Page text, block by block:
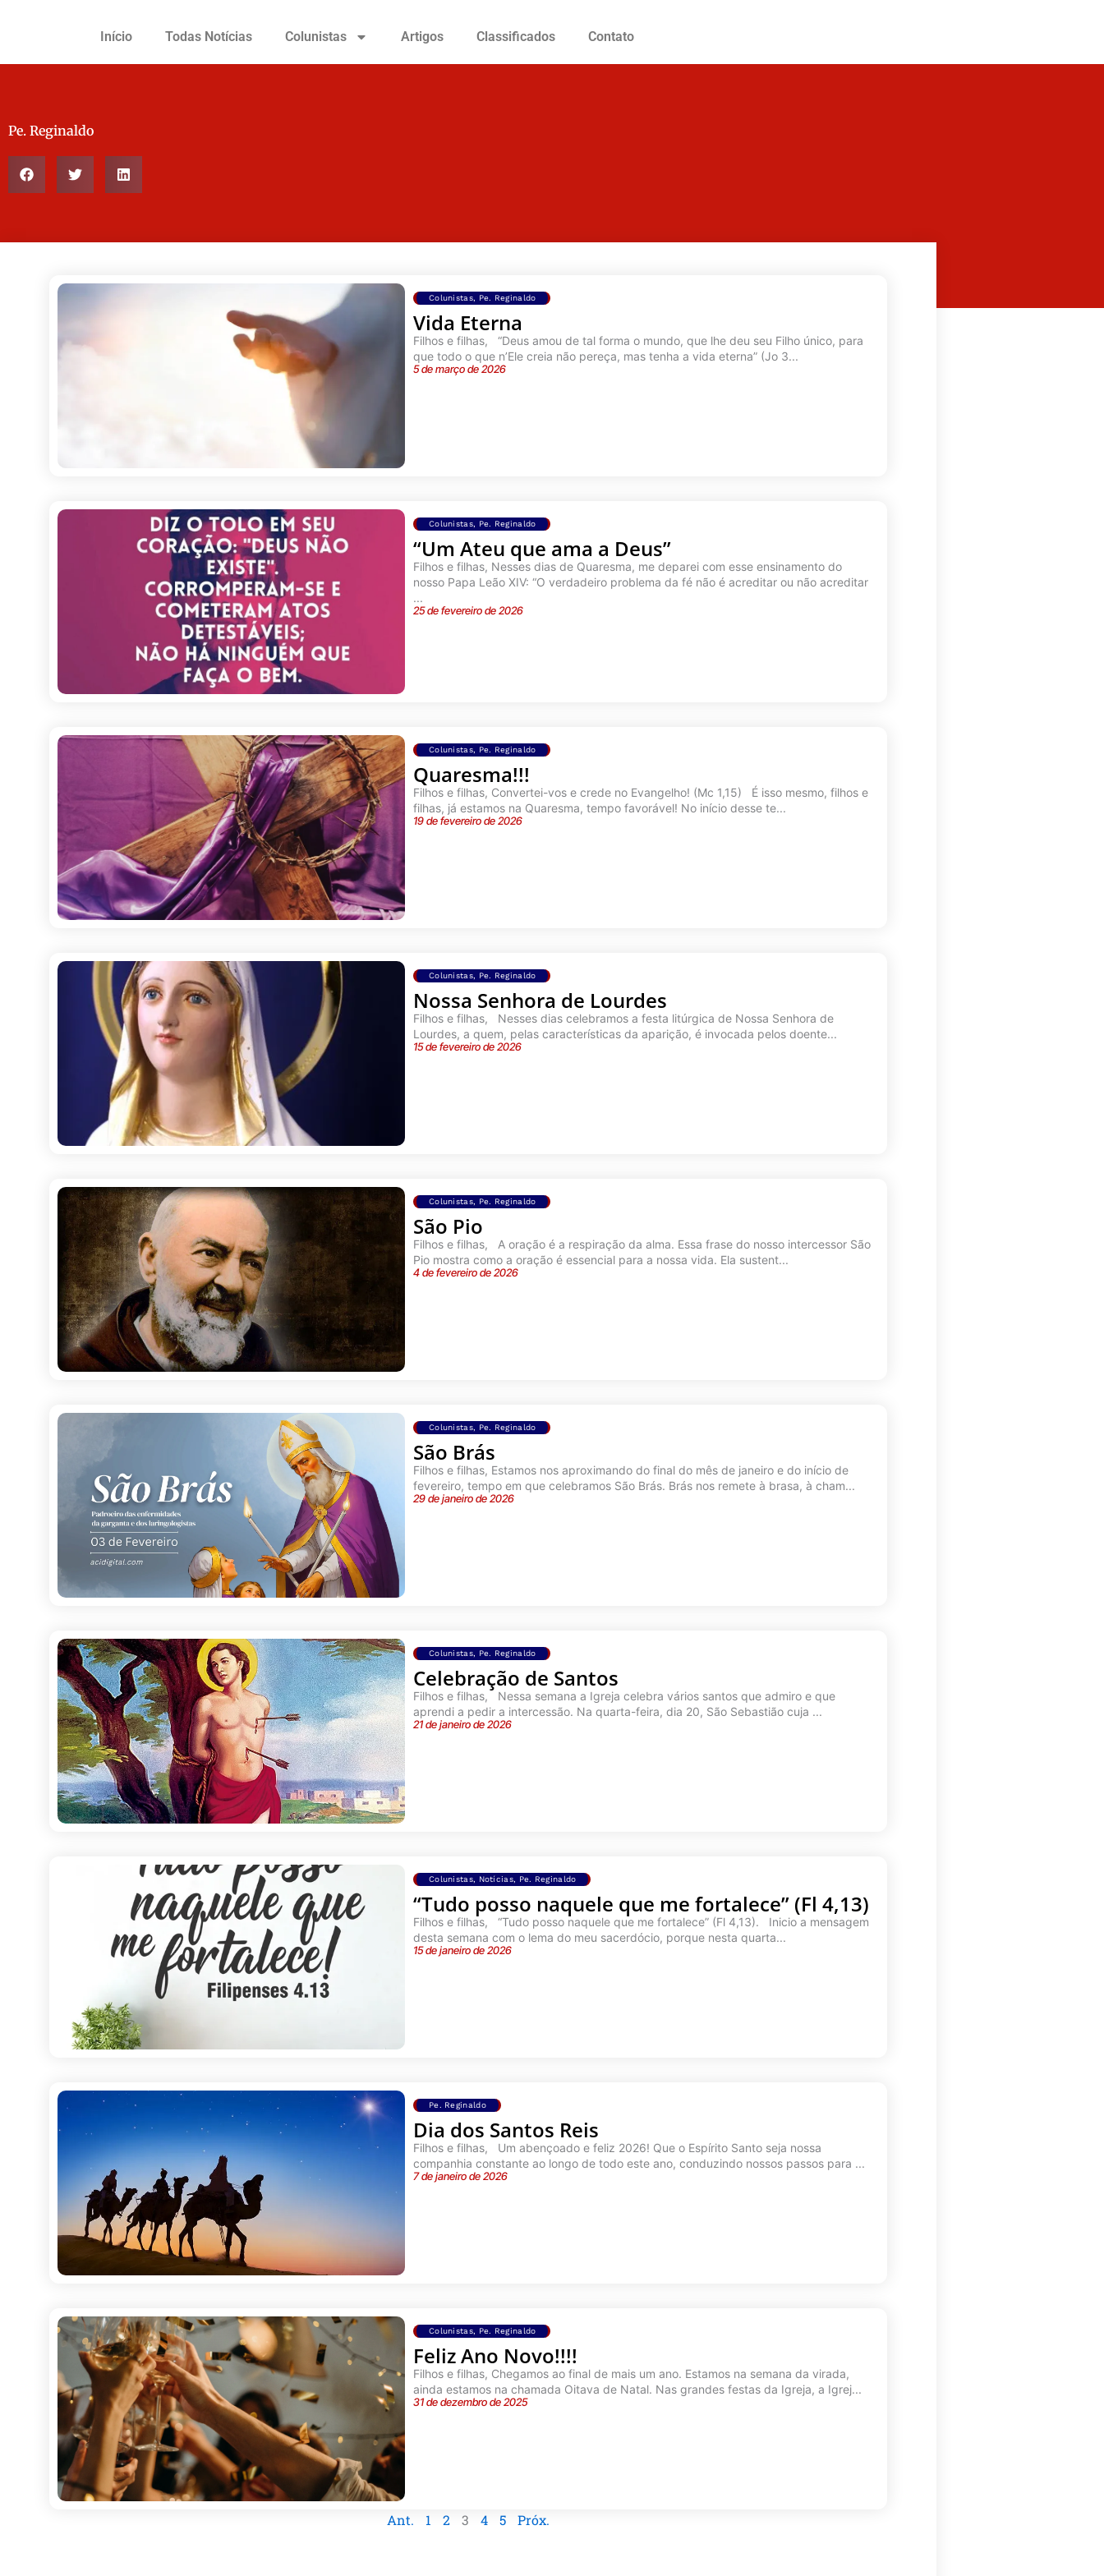
Início Todas Notícias Colunistas Artigos Classificados Contato
Pe. Reginaldo
Colunistas, Pe. Reginaldo
Vida Eterna
Filhos e filhas, “Deus amou de tal forma o mundo, que lhe deu seu Filho único, para
que todo o que n’Ele creia não pereça, mas tenha a vida eterna” (Jo 3...
5 de março de 2026
Colunistas, Pe. Reginaldo
“Um Ateu que ama a Deus”
Filhos e filhas, Nesses dias de Quaresma, me deparei com esse ensinamento do
nosso Papa Leão XIV: “O verdadeiro problema da fé não é acreditar ou não acreditar
...
25 de fevereiro de 2026
Colunistas, Pe. Reginaldo
Quaresma!!!
Filhos e filhas, Convertei-vos e crede no Evangelho! (Mc 1,15) É isso mesmo, filhos e
filhas, já estamos na Quaresma, tempo favorável! No início desse te...
19 de fevereiro de 2026
Colunistas, Pe. Reginaldo
Nossa Senhora de Lourdes
Filhos e filhas, Nesses dias celebramos a festa litúrgica de Nossa Senhora de
Lourdes, a quem, pelas características da aparição, é invocada pelos doente...
15 de fevereiro de 2026
Colunistas, Pe. Reginaldo
São Pio
Filhos e filhas, A oração é a respiração da alma. Essa frase do nosso intercessor São
Pio mostra como a oração é essencial para a nossa vida. Ela sustent...
4 de fevereiro de 2026
Colunistas, Pe. Reginaldo
São Brás
Filhos e filhas, Estamos nos aproximando do final do mês de janeiro e do início de
fevereiro, tempo em que celebramos São Brás. Brás nos remete à brasa, à cham...
29 de janeiro de 2026
Colunistas, Pe. Reginaldo
Celebração de Santos
Filhos e filhas, Nessa semana a Igreja celebra vários santos que admiro e que
aprendi a pedir a intercessão. Na quarta-feira, dia 20, São Sebastião cuja ...
21 de janeiro de 2026
Colunistas, Notícias, Pe. Reginaldo
“Tudo posso naquele que me fortalece” (Fl 4,13)
Filhos e filhas, “Tudo posso naquele que me fortalece” (Fl 4,13). Inicio a mensagem
desta semana com o lema do meu sacerdócio, porque nesta quarta...
15 de janeiro de 2026
Pe. Reginaldo
Dia dos Santos Reis
Filhos e filhas, Um abençoado e feliz 2026! Que o Espírito Santo seja nossa
companhia constante ao longo de todo este ano, conduzindo nossos passos para ...
7 de janeiro de 2026
Colunistas, Pe. Reginaldo
Feliz Ano Novo!!!!
Filhos e filhas, Chegamos ao final de mais um ano. Estamos na semana da virada,
ainda estamos na chamada Oitava de Natal. Nas grandes festas da Igreja, a Igrej...
31 de dezembro de 2025
Ant. 1 2 3 4 5 Próx.